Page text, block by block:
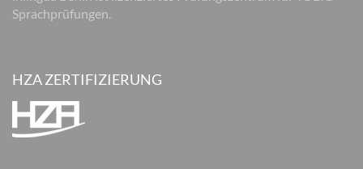
Sprachprüfungen.
HZA ZERTIFIZIERUNG